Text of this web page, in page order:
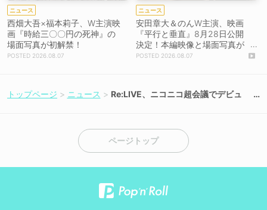
ニュース
西畑大吾×福本莉子、W主演映
画『時給三〇〇円の死神』の
場面写真が初解禁！
2026.08.07
ニュース
安田章大＆のんW主演、映画
『平行と垂直』8月28日公開
決定！本編映像と場面写真が
初解禁！2026.08.07
トップページ ニュース
Re:LIVE、ニコニコ超会議でデビュ
ページトップ